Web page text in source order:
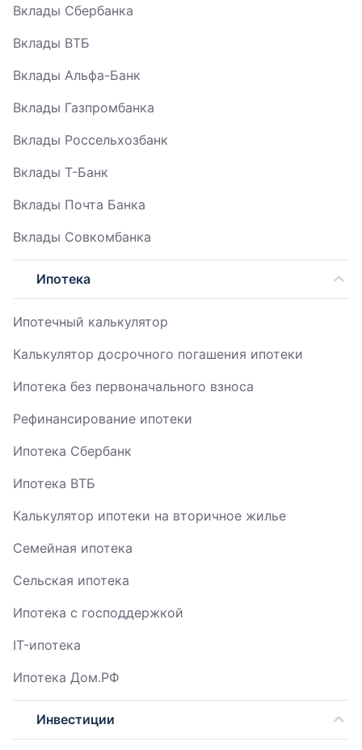
Вклады Сбербанка
Вклады ВТБ
Вклады Альфа-Банк
Вклады Газпромбанка
Вклады Россельхозбанк
Вклады Т-Банк
Вклады Почта Банка
Вклады Совкомбанка
Ипотека
Ипотечный калькулятор
Калькулятор досрочного погашения ипотеки
Ипотека без первоначального взноса
Рефинансирование ипотеки
Ипотека Сбербанк
Ипотека ВТБ
Калькулятор ипотеки на вторичное жилье
Семейная ипотека
Сельская ипотека
Ипотека с господдержкой
IT-ипотека
Ипотека Дом.РФ
Инвестиции